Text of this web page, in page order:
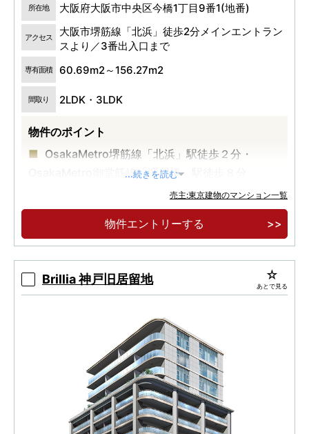
所在地 大阪府大阪市中央区今橋1丁目9番1(地番)
アクセス
大阪市堺筋線「北浜」徒歩2分メインエントラン
スより／3番出入口まで
専有面積 60.69m2～156.27m2
間取り 2LDK・3LDK
物件のポイント
OsakaMetro堺筋線「北浜」駅徒歩２分・
OsakaMetro御堂筋線「淀屋橋」駅徒歩８分
角部屋率約76％ ※総戸数142戸中109戸が角住
戸免震タワーレジデンス
中之島の潤いを一望する開放的な眺望
...続きを読む
売主:東京建物のマンション一覧
物件エントリーする
Brillia 神戸旧居留地 あとで見る